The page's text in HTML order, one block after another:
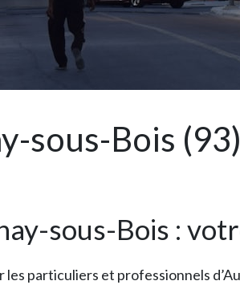
sous-Bois
sous-Bois :
particuliers et professionnels